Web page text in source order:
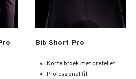
Bib Short Pro
Korte broek met bretellen
Professional fit